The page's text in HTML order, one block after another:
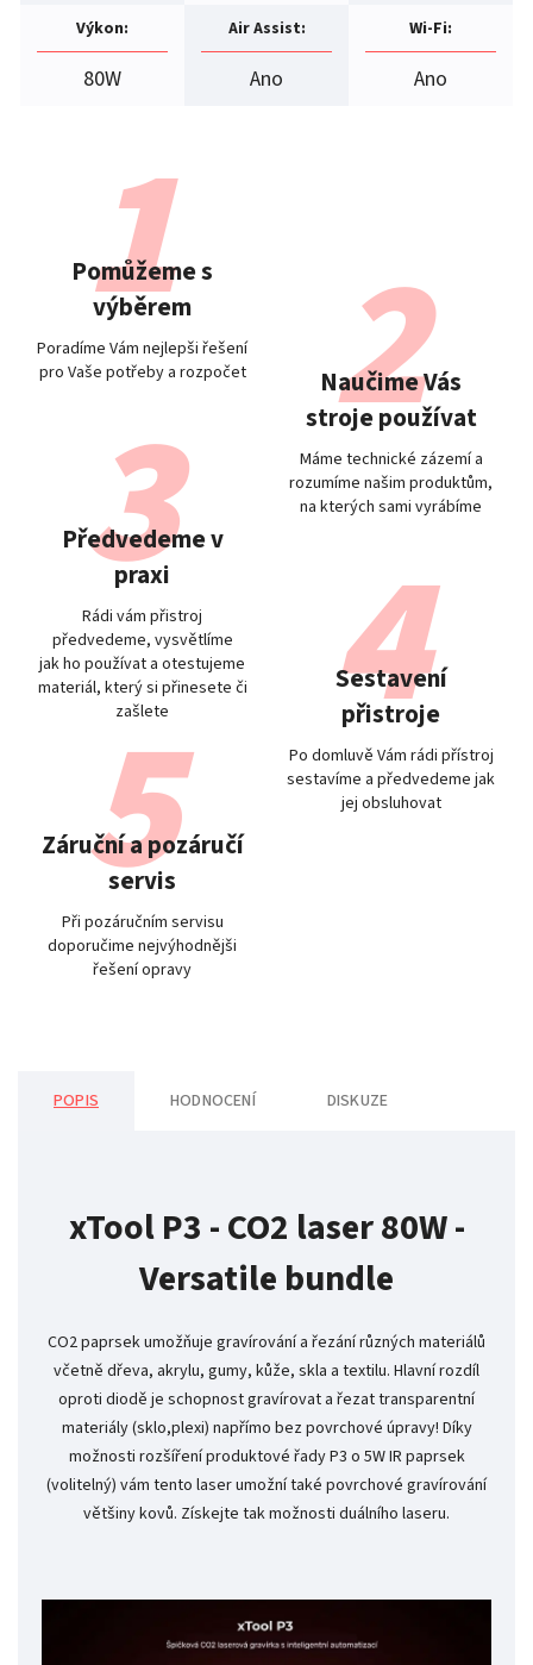
Výkon:
80W
Air Assist:
Ano
Wi-Fi:
Ano
Pomůžeme s
výběrem
Poradíme Vám nejlepši řešení
pro Vaše potřeby a rozpočet
Naučime Vás
stroje používat
Máme technické zázemí a
rozumíme našim produktům,
na kterých sami vyrábíme
Předvedeme v
praxi
Rádi vám přistroj
předvedeme, vysvětlíme
jak ho používat a otestujeme
materiál, který si přinesete či
zašlete
Sestavení
přistroje
Po domluvě Vám rádi přístroj
sestavíme a předvedeme jak
jej obsluhovat
Záruční a pozáručí
servis
Při pozáručním servisu
doporučime nejvýhodnějši
řešení opravy
POPIS HODNOCENÍ DISKUZE
xTool P3 - CO2 laser 80W -
Versatile bundle
CO2 paprsek umožňuje gravírování a řezání různých materiálů
včetně dřeva, akrylu, gumy, kůže, skla a textilu. Hlavní rozdíl
oproti diodě je schopnost gravírovat a řezat transparentní
materiály (sklo,plexi) napřímo bez povrchové úpravy! Díky
možnosti rozšíření produktové řady P3 o 5W IR paprsek
(volitelný) vám tento laser umožní také povrchové gravírování
většiny kovů. Získejte tak možnosti duálního laseru.